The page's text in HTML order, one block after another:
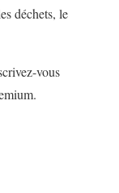
déchets, le
vous